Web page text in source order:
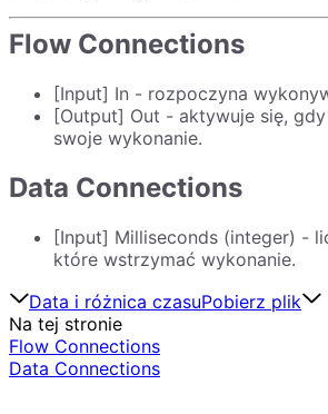
Flow Connections
[Input] In - rozpoczyna
[Output] Out - aktywuje się,
swoje wykonanie.
Data Connections
[Input] Milliseconds (integer) -
które wstrzymać wykonanie.
Data i różnica czasuPobierz plik
Na tej stronie
Flow Connections
Data Connections